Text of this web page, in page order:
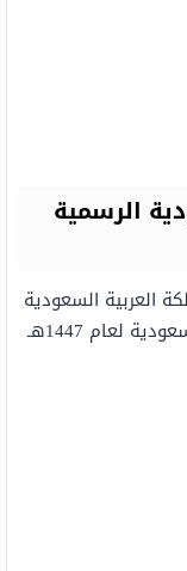
الرسمية
العربية السعودية
لعام 1447هـ، وتتمثل جميع الإجازات في السعودية لعام 1447هـ